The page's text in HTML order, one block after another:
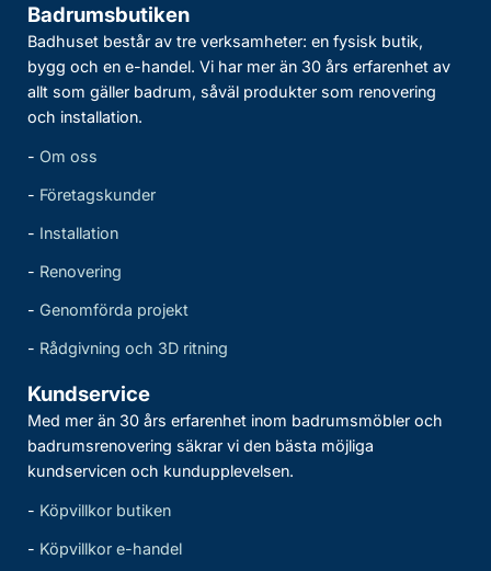
Badrumsbutiken
Badhuset består av tre verksamheter: en fysisk butik,
bygg och en e-handel. Vi har mer än 30 års erfarenhet av
allt som gäller badrum, såväl produkter som renovering
och installation.
- Om oss
- Företagskunder
- Installation
- Renovering
- Genomförda projekt
- Rådgivning och 3D ritning
Kundservice
Med mer än 30 års erfarenhet inom badrumsmöbler och
badrumsrenovering säkrar vi den bästa möjliga
kundservicen och kundupplevelsen.
- Köpvillkor butiken
- Köpvillkor e-handel